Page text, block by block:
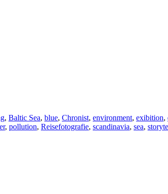
, Baltic Sea, blue, Chronist, environment, exibition,
, pollution, Reisefotografie, scandinavia, sea,